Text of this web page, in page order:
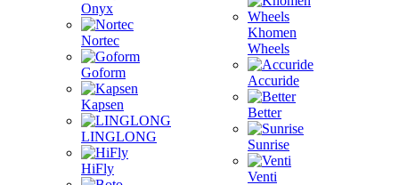
Onyx
Nortec
Goform
Kapsen
LINGLONG
HiFly
Khomen
Wheels
Accuride
Better
Sunrise
Venti